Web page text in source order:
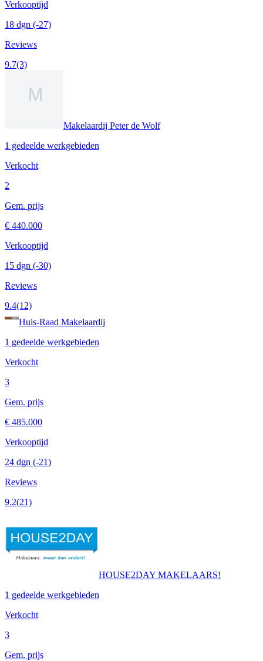
Verkooptijd
18 dgn (-27)
Reviews
9.7(3)
Makelaardij Peter de Wolf
1 gedeelde werkgebieden
Verkocht
2
Gem. prijs
€ 440.000
Verkooptijd
15 dgn (-30)
Reviews
9.4(12)
Huis-Raad Makelaardij
1 gedeelde werkgebieden
Verkocht
3
Gem. prijs
€ 485.000
Verkooptijd
24 dgn (-21)
Reviews
9.2(21)
HOUSE2DAY MAKELAARS!
1 gedeelde werkgebieden
Verkocht
3
Gem. prijs